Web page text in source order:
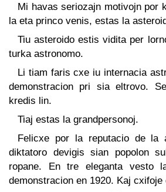
Mi havas seriozajn motivojn por
la eta princo venis, estas la
Tiu asteroido estis vidita per
turka astronomo.
Li tiam faris cxe iu internacia
demonstracion pri sia eltrovo.
kredis lin.
Tiaj estas la grandpersonoj.
Felicxe por la reputacio de la
diktatoro devigis sian popolon
ropane. En tre eleganta vesto
demonstracion en 1920. Kaj